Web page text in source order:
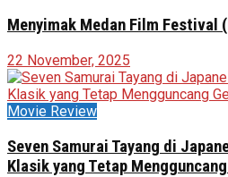
Menyimak Medan Film Festival
22 November, 2025
Movie Review
Seven Samurai Tayang di
Klasik yang Tetap